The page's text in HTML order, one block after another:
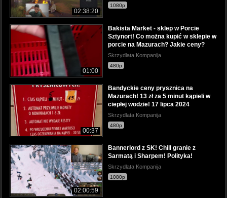
02:38:20
1080p
01:00
Bakista Market - sklep w Porcie
Sztynort! Co można kupić w sklepie w
porcie na Mazurach? Jakie ceny?
Skrzydlata Kompanija
480p
00:37
Bandyckie ceny prysznica na
Mazurach! 13 zł za 5 minut kąpieli w
ciepłej wodzie! 17 lipca 2024
Skrzydlata Kompanija
480p
02:00:59
Bannerlord z SK! Chill granie z
Sarmatą i Sharpem! Polityka!
Skrzydlata Kompanija
1080p